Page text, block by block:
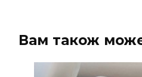
Вам також